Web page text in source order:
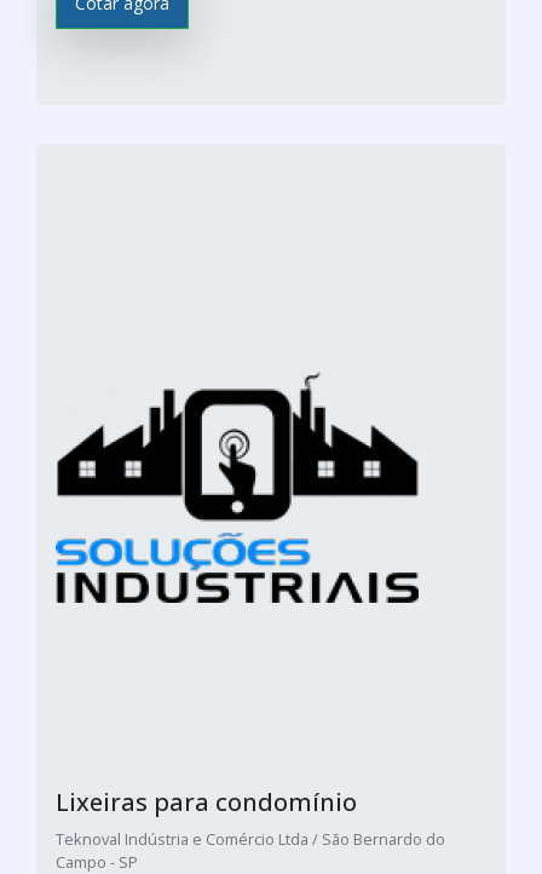
Lixeiras para condomínio
Teknoval Indústria e Comércio Ltda / São Bernardo do
Campo - SP